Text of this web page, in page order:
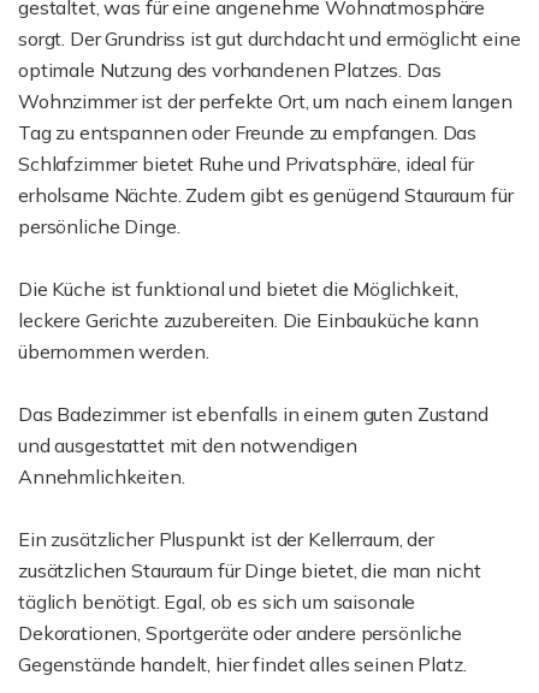
gestaltet, was für eine angenehme Wohnatmosphäre
sorgt. Der Grundriss ist gut durchdacht und ermöglicht eine
optimale Nutzung des vorhandenen Platzes. Das
Wohnzimmer ist der perfekte Ort, um nach einem langen
Tag zu entspannen oder Freunde zu empfangen. Das
Schlafzimmer bietet Ruhe und Privatsphäre, ideal für
erholsame Nächte. Zudem gibt es genügend Stauraum für
persönliche Dinge.
Die Küche ist funktional und bietet die Möglichkeit,
leckere Gerichte zuzubereiten. Die Einbauküche kann
übernommen werden.
Das Badezimmer ist ebenfalls in einem guten Zustand
und ausgestattet mit den notwendigen
Annehmlichkeiten.
Ein zusätzlicher Pluspunkt ist der Kellerraum, der
zusätzlichen Stauraum für Dinge bietet, die man nicht
täglich benötigt. Egal, ob es sich um saisonale
Dekorationen, Sportgeräte oder andere persönliche
Gegenstände handelt, hier findet alles seinen Platz.